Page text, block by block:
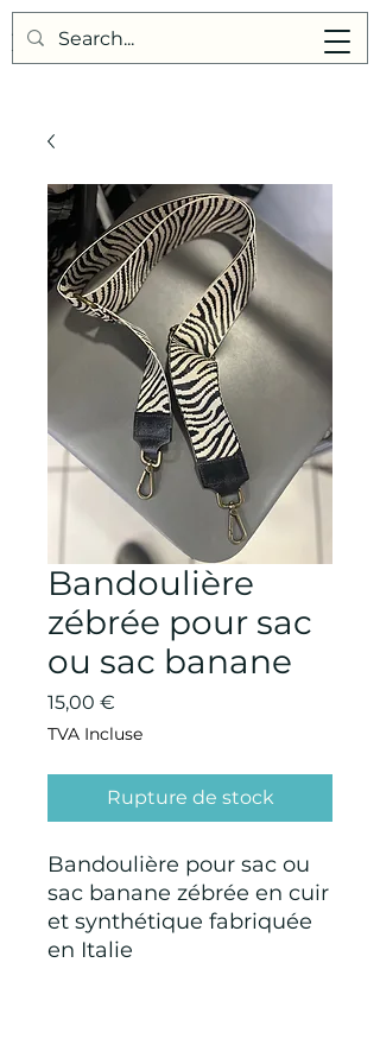
Points de Suture
Bandoulière
zébrée pour sac
ou sac banane
15,00 €
TVA Incluse
Rupture de stock
Bandoulière pour sac ou
sac banane zébrée en cuir
et synthétique fabriquée
en Italie